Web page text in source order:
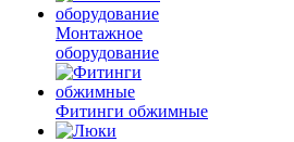
Монтажное
оборудование
Фитинги обжимные